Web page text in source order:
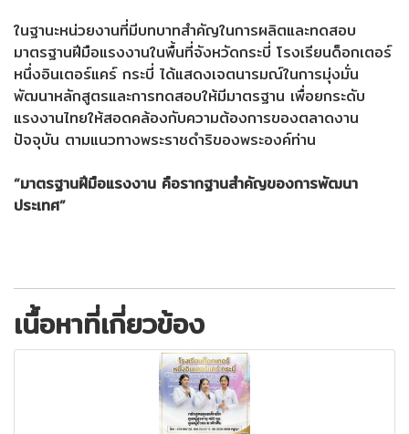
ในฐานะหน่วยงานที่มีบทบาทสำคัญในการผลิตและทดสอบ
มาตรฐานฝีมือแรงงานในพื้นที่จังหวัดกระบี่ โรงเรียนด็อกเตอร์
หนึ่งอินเตอร์แคร์ กระบี่ ได้แสดงเจตนารมณ์ในการมุ่งมั่น
พัฒนาหลักสูตรและการทดสอบให้มีมาตรฐาน เพื่อยกระดับ
แรงงานไทยให้สอดคล้องกับความต้องการของตลาดงาน
ปัจจุบัน ตามแนวทางพระราชดำริของพระองค์ท่าน
“มาตรฐานฝีมือแรงงาน คือรากฐานสำคัญของการพัฒนา
ประเทศ”
เนื้อหาที่เกี่ยวข้อง